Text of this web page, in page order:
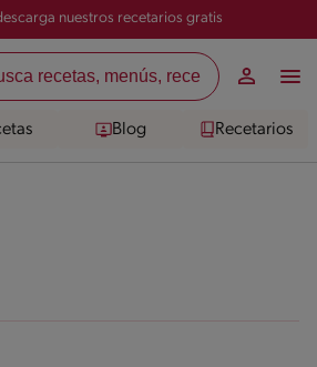
nuestros recetarios gratis
Blog Recetarios